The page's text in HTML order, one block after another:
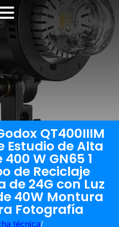
QT400IIIM
Estudio de Alta
W GN65 1
de Reciclaje
de 24G con Luz
40W Montura
Fotografía
técnica/